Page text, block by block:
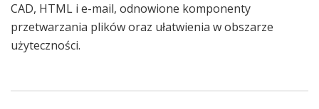
CAD, HTML i e-mail, odnowione komponenty
przetwarzania plików oraz ułatwienia w obszarze
użyteczności.